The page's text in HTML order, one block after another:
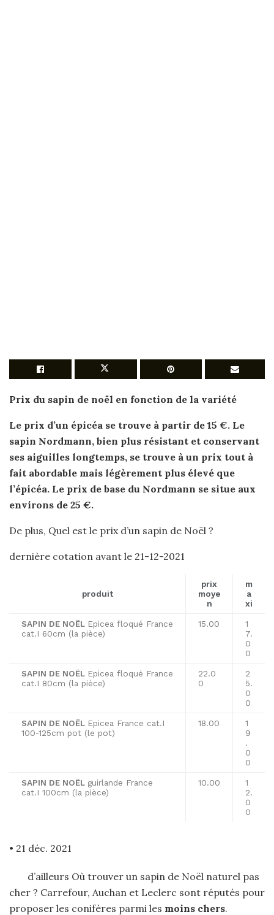
Prix du sapin de noël en fonction de la variété
Le prix d’un épicéa se trouve à partir de 15 €. Le
sapin Nordmann, bien plus résistant et conservant
ses aiguilles longtemps, se trouve à un prix tout à
fait abordable mais légèrement plus élevé que
l’épicéa. Le prix de base du Nordmann se situe aux
environs de 25 €.
De plus, Quel est le prix d’un sapin de Noël ?
dernière cotation avant le 21-12-2021
produit
prix
moye
n
m
a
xi
SAPIN DE NOËL Epicea floqué France
cat.I 60cm (la pièce)
15.00
1
7.
0
0
SAPIN DE NOËL Epicea floqué France
cat.I 80cm (la pièce)
22.0
0
2
5.
0
0
SAPIN DE NOËL Epicea France cat.I
100-125cm pot (le pot)
18.00
1
9
.
0
0
SAPIN DE NOËL guirlande France
cat.I 100cm (la pièce)
10.00
1
2.
0
0
• 21 déc. 2021
d’ailleurs Où trouver un sapin de Noël naturel pas
cher ? Carrefour, Auchan et Leclerc sont réputés pour
proposer les conifères parmi les moins chers.